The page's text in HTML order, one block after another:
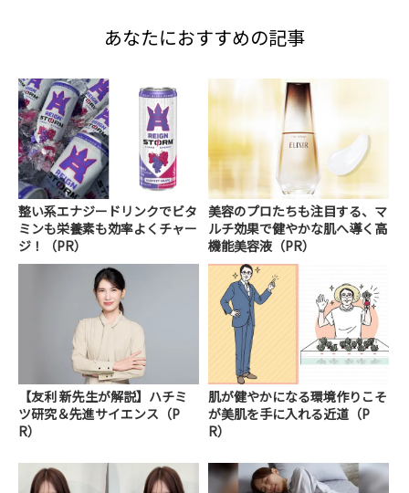
あなたにおすすめの記事
整い系エナジードリンクでビタ
ミンも栄養素も効率よくチャー
ジ！（PR）
美容のプロたちも注目する、マ
ルチ効果で健やかな肌へ導く高
機能美容液（PR）
【友利 新先生が解説】ハチミ
ツ研究＆先進サイエンス（P
R）
肌が健やかになる環境作りこそ
が美肌を手に入れる近道（P
R）